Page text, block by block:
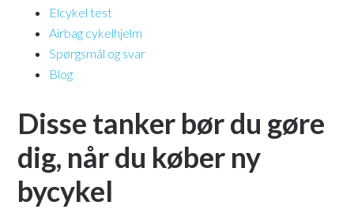
Elcykel test
Airbag cykelhjelm
Spørgsmål og svar
Blog
Disse tanker bør du gøre
dig, når du køber ny
bycykel